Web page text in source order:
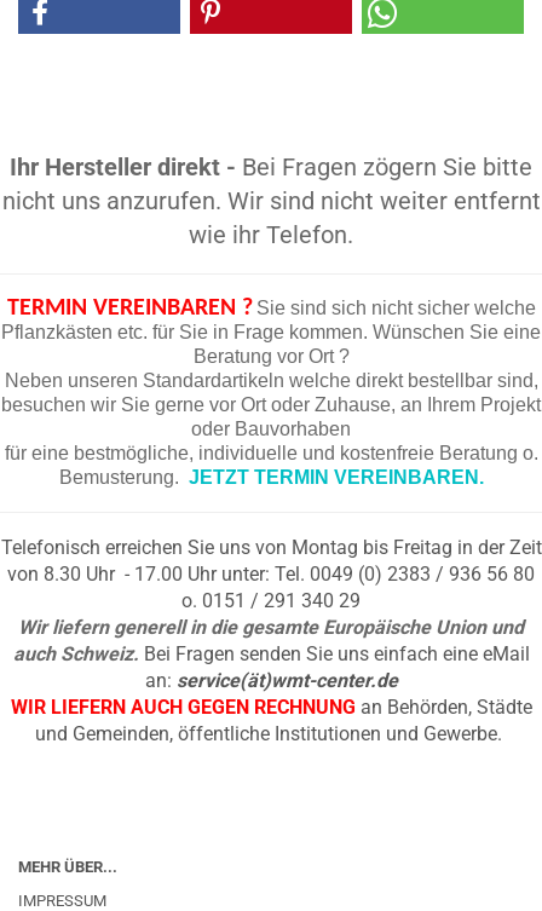
Ihr Hersteller direkt - Bei Fragen zögern Sie bitte
nicht uns anzurufen. Wir sind nicht weiter entfernt
wie ihr Telefon.
TERMIN VEREINBAREN ? Sie sind sich nicht sicher welche
Pflanzkästen etc. für Sie in Frage kommen. Wünschen Sie eine
Beratung vor Ort ?
Neben unseren Standardartikeln welche direkt bestellbar sind,
besuchen wir Sie gerne vor Ort oder Zuhause, an Ihrem Projekt
oder Bauvorhaben
für eine bestmögliche, individuelle und kostenfreie Beratung o.
Bemusterung. JETZT TERMIN VEREINBAREN.
Telefonisch erreichen Sie uns von Montag bis Freitag in der Zeit
von 8.30 Uhr - 17.00 Uhr unter: Tel. 0049 (0) 2383 / 936 56 80
o. 0151 / 291 340 29
Wir liefern generell in die gesamte Europäische Union und
auch Schweiz. Bei Fragen senden Sie uns einfach eine eMail
an: service(ät)wmt-center.de
WIR LIEFERN AUCH GEGEN RECHNUNG an Behörden, Städte
und Gemeinden, öffentliche Institutionen und Gewerbe.
MEHR ÜBER...
IMPRESSUM